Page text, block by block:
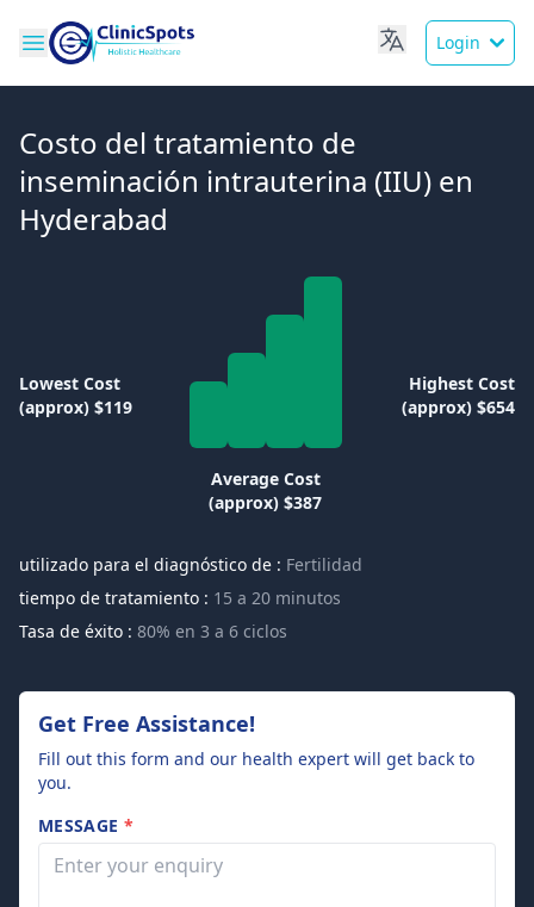
Login
Costo del tratamiento de
inseminación intrauterina (IIU) en
Hyderabad
Lowest Cost
(approx) $119
Average Cost
(approx) $387
Highest Cost
(approx) $654
utilizado para el diagnóstico de : Fertilidad
tiempo de tratamiento : 15 a 20 minutos
Tasa de éxito : 80% en 3 a 6 ciclos
Get Free Assistance!
Fill out this form and our health expert will get back to
you.
MESSAGE *